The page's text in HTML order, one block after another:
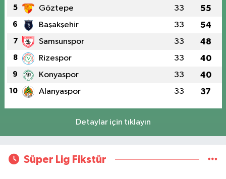
5 Göztepe 33 55
6 Başakşehir 33 54
7 Samsunspor 33 48
8 Rizespor 33 40
9 Konyaspor 33 40
10 Alanyaspor 33 37
Detaylar için tıklayın
Süper Lig Fikstür